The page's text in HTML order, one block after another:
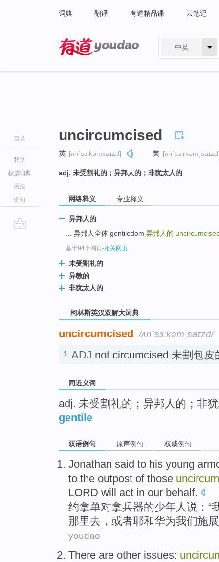
词典 翻译 有道精品课 云笔记
中英
目录
释义
权威词典
用法
例句
uncircumcised
英 [ʌnˈsɜːkəmsaɪzd] 美
adj. 未受割礼的；异邦人的；非犹太人的
网络释义 专业释义
异邦人的
... 异邦人全体 gentiledom 异邦人的
基于94个网页-相关网页
未受割礼的
异教的
非犹太人的
柯林斯英汉双解大词典
uncircumcised /ʌnˈsɜːkəmˌsaɪzd/
1. ADJ not circumcised 未割包皮
同近义词
adj. 未受割礼的；异邦人的；非
gentile
双语例句 原声例句 权威例句
Jonathan said to his young
to the outpost of those
LORD will act in our behalf.
约拿单对拿兵器的少年人说：“
那里去 ， 或者耶和华为我们施
youdao
There are other issues: